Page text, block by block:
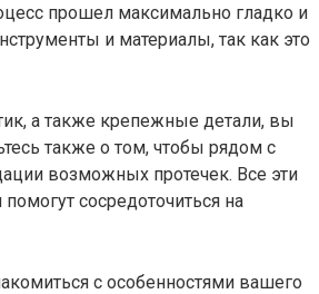
прошел максимально гладко и
и материалы, так как это
а также крепежные детали, вы
также о том, чтобы рядом с
возможных протечек. Все эти
сосредоточиться на
с особенностями вашего